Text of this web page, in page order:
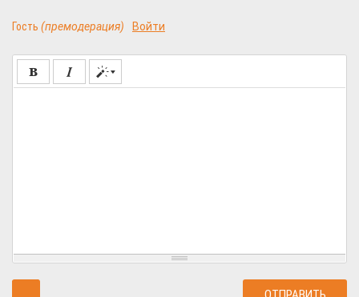
Гость (премодерация) Войти